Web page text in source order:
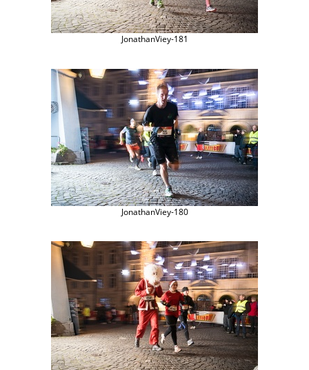
JonathanViey-181
JonathanViey-180